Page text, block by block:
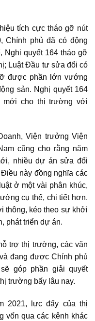
tích cực tháo gỡ nút
Chính phủ đã có động
Nghị quyết 164 tháo gỡ
Luật Đầu tư sửa đổi có
được phần lớn vướng
sản. Nghị quyết 164
mới cho thị trường với
Viện trưởng Viện
cũng cho rằng năm
nhiều dự án sửa đổi
này đồng nghĩa các
ở một vài phân khúc,
cụ thể, chi tiết hơn.
thông, kéo theo sự khởi
phát triển dự án.
trợ thị trường, các văn
đang được Chính phủ
góp phần giải quyết
trường bấy lâu nay.
2021, lực đẩy của thị
vốn qua các kênh khác